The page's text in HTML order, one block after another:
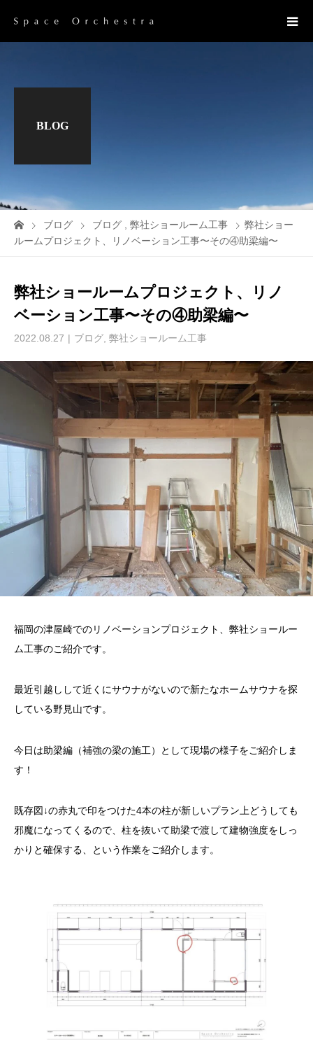
BLOG
ブログ ブログ 弊社ショールーム工事
弊社ショー
ルームプロジェクト、リノベーション工事〜その④助梁編〜
弊社ショールームプロジェクト、リノ
ベーション工事〜その④助梁編〜
2022.08.27 ブログ 弊社ショールーム工事
福岡の津屋崎でのリノベーションプロジェクト、弊社ショールー
ム工事のご紹介です。
最近引越しして近くにサウナがないので新たなホームサウナを探
している野見山です。
今日は助梁編（補強の梁の施工）として現場の様子をご紹介しま
す！
既存図↓の赤丸で印をつけた4本の柱が新しいプラン上どうしても
邪魔になってくるので、柱を抜いて助梁で渡して建物強度をしっ
かりと確保する、という作業をご紹介します。